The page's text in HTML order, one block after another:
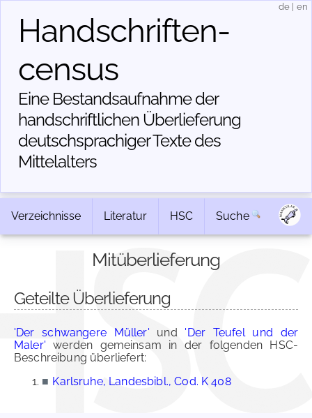
Handschriften­
census
Eine Bestandsaufnahme der
handschriftlichen Über­lieferung
deutschsprachiger Texte des
Mittelalters
de en
Verzeichnisse Literatur HSC Suche
Mitüberlieferung
Geteilte Überlieferung
'Der schwangere Müller' und 'Der Teufel und der
Maler' werden gemeinsam in der folgenden HSC-
Beschreibung überliefert:
■ Karlsruhe, Landesbibl., Cod. K 408